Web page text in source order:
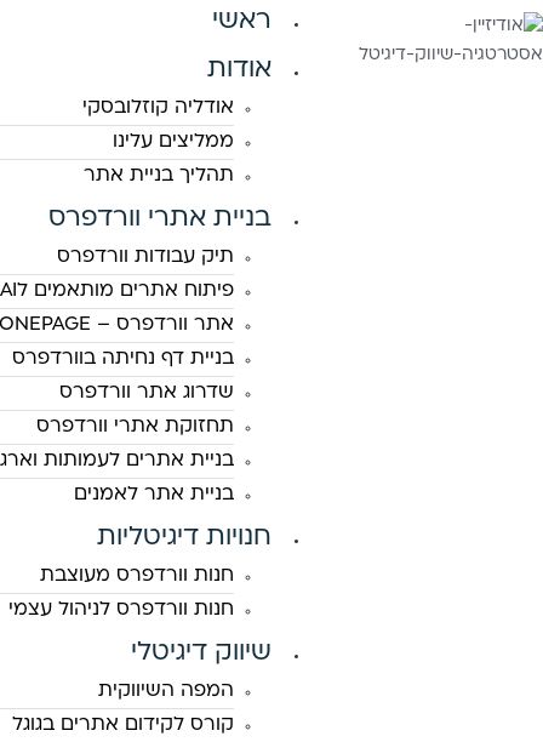
ראשי
אודות
אודליה קוזלובסקי
ממליצים עלינו
תהליך בניית אתר
בניית אתרי וורדפרס
תיק עבודות וורדפרס
פיתוח אתרים מותאמים לAI
אתר וורדפרס – ONEPAGE
בניית דף נחיתה בוורדפרס
שדרוג אתר וורדפרס
תחזוקת אתרי וורדפרס
בניית אתרים לעמותות
בניית אתר לאמנים
חנויות דיגיטליות
חנות וורדפרס מעוצבת
חנות וורדפרס לניהול עצמי
שיווק דיגיטלי
המפה השיווקית
קורס לקידום אתרים בגוגל